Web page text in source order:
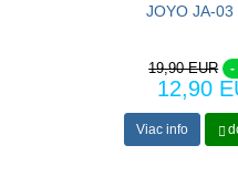
JOYO JA-03
19,90 EUR -
12,90
Viac info